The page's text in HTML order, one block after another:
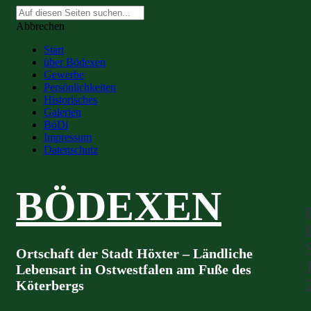
Suche
nach:
Abbrechen
Start
über Bödexen
Gewerbe
Persönlichkeiten
Historisches
Galerien
BöDi
Impressum
Datenschutz
BÖDEXEN
Ortschaft der Stadt Höxter – Ländliche
Lebensart in Ostwestfalen am Fuße des
Köterbergs